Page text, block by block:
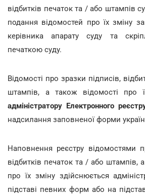
відбитків печаток та / або штампів
подання відомостей про їх зміну
керівника апарату суду та
печаткою суду.
Відомості про зразки підписів,
штампів, а також відомості про
адміністратору Електронного
надсилання заповненої форми
Наповнення реєстру відомостями
відбитків печаток та / або штампів,
про їх зміну здійснюється
підставі певних форм або на